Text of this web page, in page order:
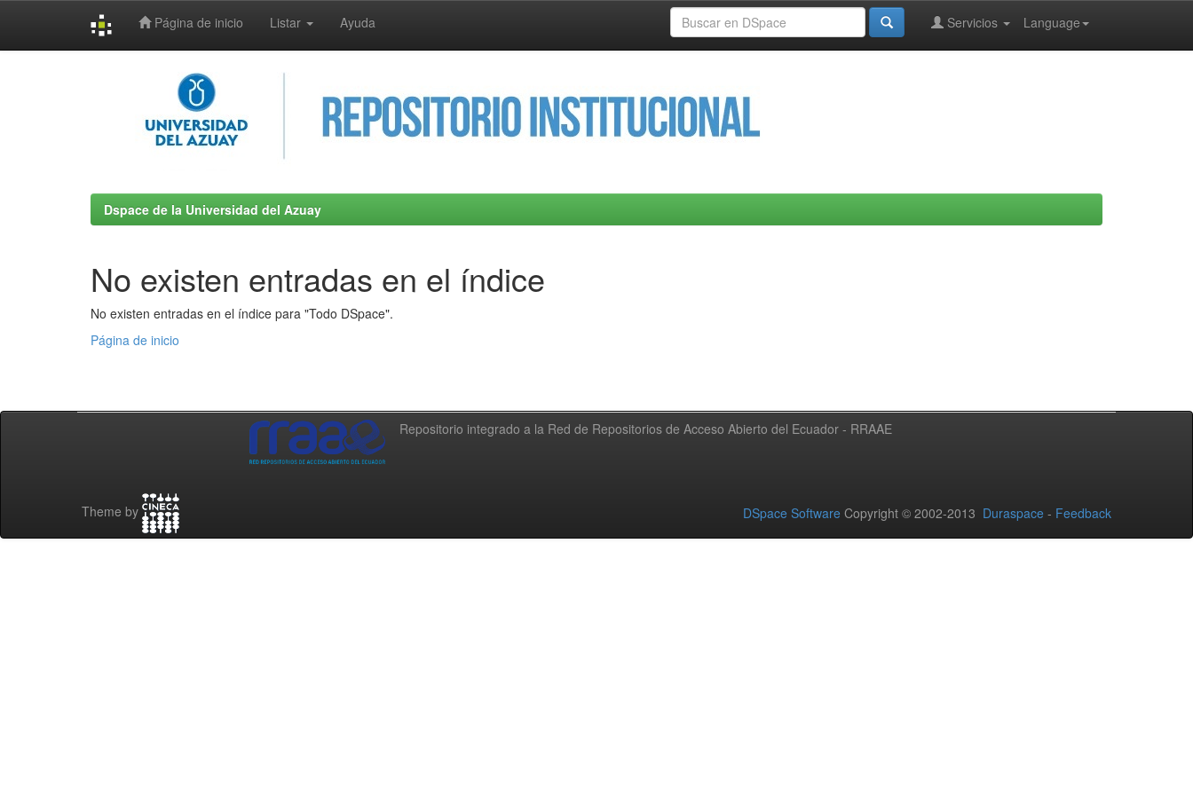
Página de inicio Listar Ayuda Language
Servicios
Dspace de la Universidad del Azuay
No existen entradas en el índice
No existen entradas en el índice para "Todo DSpace".
Página de inicio
Repositorio integrado a la Red de Repositorios de Acceso Abierto del Ecuador - RRAAE
Theme by DSpace Software Copyright © 2002-2013 Duraspace - Feedback